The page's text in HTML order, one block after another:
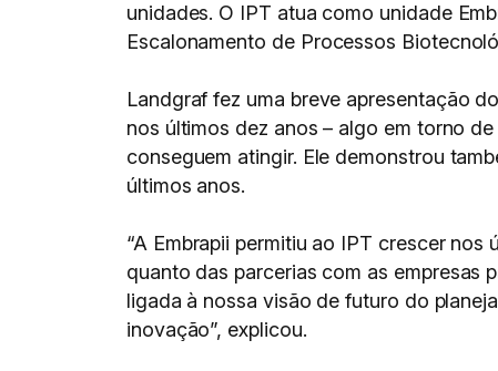
unidades. O IPT atua como unidade
Escalonamento de Processos
Landgraf fez uma breve apresentação
nos últimos dez anos – algo em torno
conseguem atingir. Ele demonstrou
últimos anos.
“A Embrapii permitiu ao IPT crescer
quanto das parcerias com as empresas
ligada à nossa visão de futuro do
inovação”, explicou.